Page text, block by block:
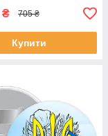
₴ 705 ₴
Купити